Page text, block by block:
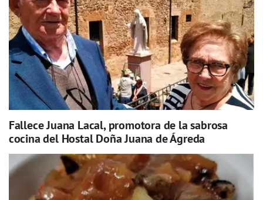
Fallece Juana Lacal, promotora de la sabrosa
cocina del Hostal Doña Juana de Ágreda